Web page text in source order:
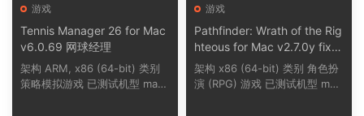
游戏
Tennis Manager 26 for Mac
v6.0.69 网球经理
架构 ARM, x86 (64-bit) 类别
策略模拟游戏 已测试机型 mac
游戏
Pathfinder: Wrath of the Rig
hteous for Mac v2.7.0y fix
探路者正义之怒
架构 x86 (64-bit) 类别 角色扮
演 (RPG) 游戏 已测试机型 mac